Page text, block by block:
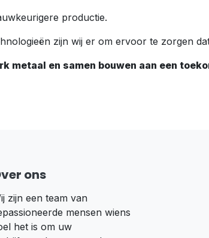
productie.
zijn wij er om ervoor te zorgen
metaal en samen bouwen aan een
ons
zijn een team van
mensen wiens
het is om uw